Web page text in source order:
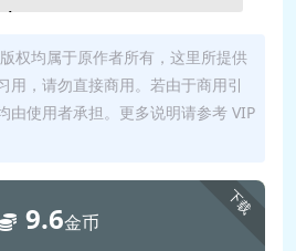
性格分析法：你的’性格年
型的身心特点和能量场比
方法_(new).mp4
权均属于原作者所有，这里所提供
用，请勿直接商用。若由于商用引
由使用者承担。更多说明请参考 VIP
下载
9.6金币